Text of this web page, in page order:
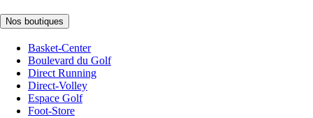
Nos boutiques
Basket-Center
Boulevard du Golf
Direct Running
Direct-Volley
Espace Golf
Foot-Store